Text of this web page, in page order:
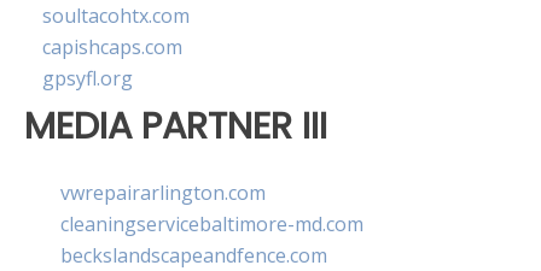
soultacohtx.com
capishcaps.com
gpsyfl.org
MEDIA PARTNER III
vwrepairarlington.com
cleaningservicebaltimore-md.com
beckslandscapeandfence.com